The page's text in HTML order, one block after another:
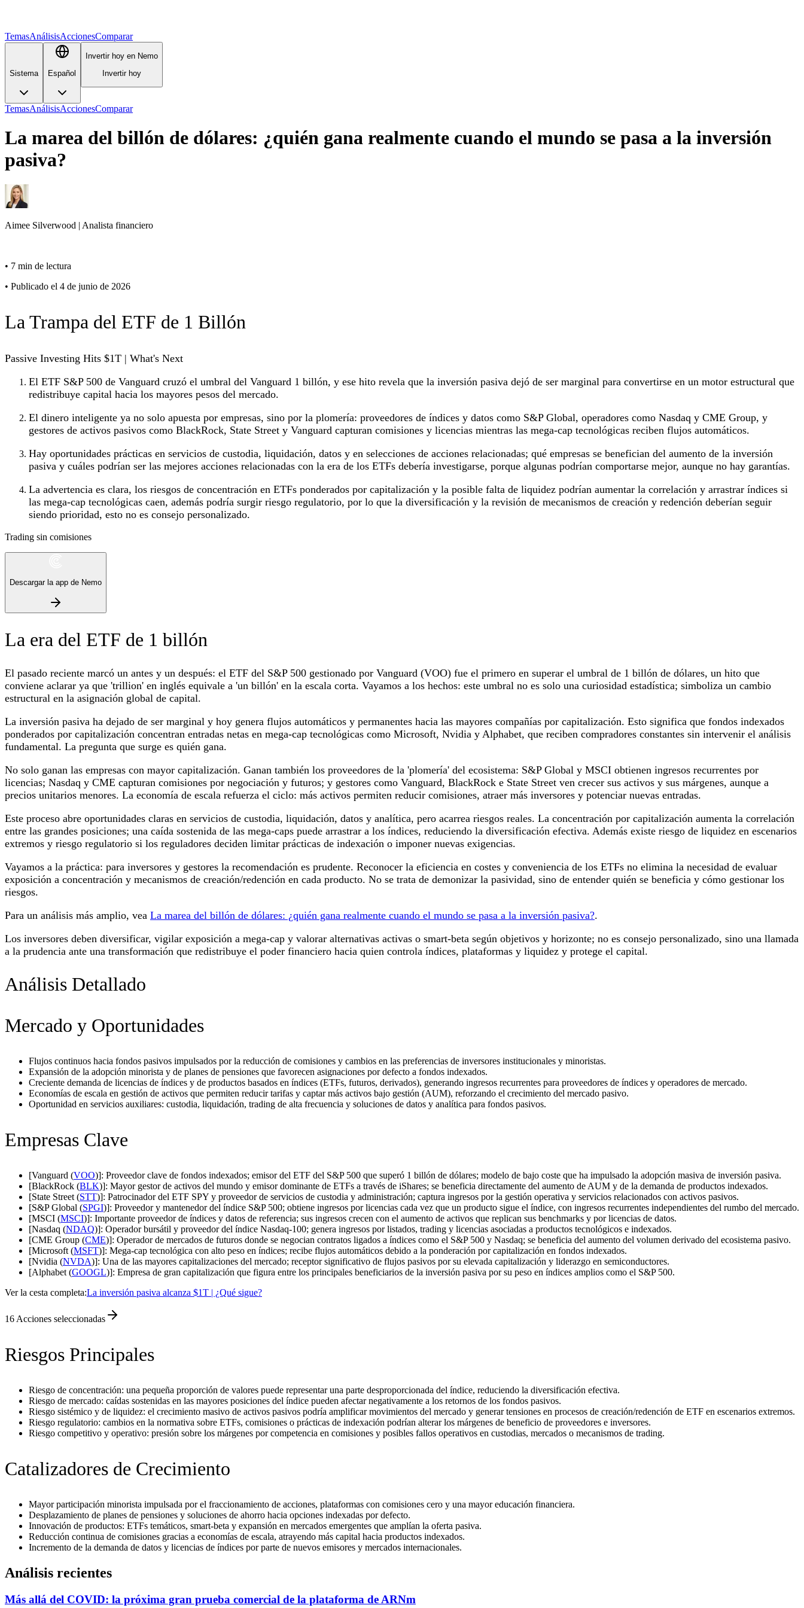
TemasAnálisisAccionesComparar
Sistema Español
Invertir hoy en Nemo
Invertir hoy
TemasAnálisisAccionesComparar
La marea del billón de dólares: ¿quién gana realmente cuando el mundo se pasa a la inversión
pasiva?
Aimee Silverwood | Analista financiero
• 7 min de lectura
• Publicado el 4 de junio de 2026
La Trampa del ETF de 1 Billón
Passive Investing Hits $1T | What's Next
El ETF S&P 500 de Vanguard cruzó el umbral del Vanguard 1 billón, y ese hito revela que la inversión pasiva dejó de ser marginal para convertirse en un motor estructural que
redistribuye capital hacia los mayores pesos del mercado.
El dinero inteligente ya no solo apuesta por empresas, sino por la plomería: proveedores de índices y datos como S&P Global, operadores como Nasdaq y CME Group, y
gestores de activos pasivos como BlackRock, State Street y Vanguard capturan comisiones y licencias mientras las mega-cap tecnológicas reciben flujos automáticos.
Hay oportunidades prácticas en servicios de custodia, liquidación, datos y en selecciones de acciones relacionadas; qué empresas se benefician del aumento de la inversión
pasiva y cuáles podrían ser las mejores acciones relacionadas con la era de los ETFs debería investigarse, porque algunas podrían comportarse mejor, aunque no hay garantías.
La advertencia es clara, los riesgos de concentración en ETFs ponderados por capitalización y la posible falta de liquidez podrían aumentar la correlación y arrastrar índices si
las mega-cap tecnológicas caen, además podría surgir riesgo regulatorio, por lo que la diversificación y la revisión de mecanismos de creación y redención deberían seguir
siendo prioridad, esto no es consejo personalizado.
Trading sin comisiones
Descargar la app de Nemo
La era del ETF de 1 billón
El pasado reciente marcó un antes y un después: el ETF del S&P 500 gestionado por Vanguard (VOO) fue el primero en superar el umbral de 1 billón de dólares, un hito que
conviene aclarar ya que 'trillion' en inglés equivale a 'un billón' en la escala corta. Vayamos a los hechos: este umbral no es solo una curiosidad estadística; simboliza un cambio
estructural en la asignación global de capital.
La inversión pasiva ha dejado de ser marginal y hoy genera flujos automáticos y permanentes hacia las mayores compañías por capitalización. Esto significa que fondos indexados
ponderados por capitalización concentran entradas netas en mega-cap tecnológicas como Microsoft, Nvidia y Alphabet, que reciben compradores constantes sin intervenir el análisis
fundamental. La pregunta que surge es quién gana.
No solo ganan las empresas con mayor capitalización. Ganan también los proveedores de la 'plomería' del ecosistema: S&P Global y MSCI obtienen ingresos recurrentes por
licencias; Nasdaq y CME capturan comisiones por negociación y futuros; y gestores como Vanguard, BlackRock e State Street ven crecer sus activos y sus márgenes, aunque a
precios unitarios menores. La economía de escala refuerza el ciclo: más activos permiten reducir comisiones, atraer más inversores y potenciar nuevas entradas.
Este proceso abre oportunidades claras en servicios de custodia, liquidación, datos y analítica, pero acarrea riesgos reales. La concentración por capitalización aumenta la correlación
entre las grandes posiciones; una caída sostenida de las mega-caps puede arrastrar a los índices, reduciendo la diversificación efectiva. Además existe riesgo de liquidez en escenarios
extremos y riesgo regulatorio si los reguladores deciden limitar prácticas de indexación o imponer nuevas exigencias.
Vayamos a la práctica: para inversores y gestores la recomendación es prudente. Reconocer la eficiencia en costes y conveniencia de los ETFs no elimina la necesidad de evaluar
exposición a concentración y mecanismos de creación/redención en cada producto. No se trata de demonizar la pasividad, sino de entender quién se beneficia y cómo gestionar los
riesgos.
Para un análisis más amplio, vea La marea del billón de dólares: ¿quién gana realmente cuando el mundo se pasa a la inversión pasiva?.
Los inversores deben diversificar, vigilar exposición a mega-cap y valorar alternativas activas o smart-beta según objetivos y horizonte; no es consejo personalizado, sino una llamada
a la prudencia ante una transformación que redistribuye el poder financiero hacia quien controla índices, plataformas y liquidez y protege el capital.
Análisis Detallado
Mercado y Oportunidades
Flujos continuos hacia fondos pasivos impulsados por la reducción de comisiones y cambios en las preferencias de inversores institucionales y minoristas.
Expansión de la adopción minorista y de planes de pensiones que favorecen asignaciones por defecto a fondos indexados.
Creciente demanda de licencias de índices y de productos basados en índices (ETFs, futuros, derivados), generando ingresos recurrentes para proveedores de índices y operadores de mercado.
Economías de escala en gestión de activos que permiten reducir tarifas y captar más activos bajo gestión (AUM), reforzando el crecimiento del mercado pasivo.
Oportunidad en servicios auxiliares: custodia, liquidación, trading de alta frecuencia y soluciones de datos y analítica para fondos pasivos.
Empresas Clave
[Vanguard (VOO)]: Proveedor clave de fondos indexados; emisor del ETF del S&P 500 que superó 1 billón de dólares; modelo de bajo coste que ha impulsado la adopción masiva de inversión pasiva.
[BlackRock (BLK)]: Mayor gestor de activos del mundo y emisor dominante de ETFs a través de iShares; se beneficia directamente del aumento de AUM y de la demanda de productos indexados.
[State Street (STT)]: Patrocinador del ETF SPY y proveedor de servicios de custodia y administración; captura ingresos por la gestión operativa y servicios relacionados con activos pasivos.
[S&P Global (SPGI)]: Proveedor y mantenedor del índice S&P 500; obtiene ingresos por licencias cada vez que un producto sigue el índice, con ingresos recurrentes independientes del rumbo del mercado.
[MSCI (MSCI)]: Importante proveedor de índices y datos de referencia; sus ingresos crecen con el aumento de activos que replican sus benchmarks y por licencias de datos.
[Nasdaq (NDAQ)]: Operador bursátil y proveedor del índice Nasdaq-100; genera ingresos por listados, trading y licencias asociadas a productos tecnológicos e indexados.
[CME Group (CME)]: Operador de mercados de futuros donde se negocian contratos ligados a índices como el S&P 500 y Nasdaq; se beneficia del aumento del volumen derivado del ecosistema pasivo.
[Microsoft (MSFT)]: Mega-cap tecnológica con alto peso en índices; recibe flujos automáticos debido a la ponderación por capitalización en fondos indexados.
[Nvidia (NVDA)]: Una de las mayores capitalizaciones del mercado; receptor significativo de flujos pasivos por su elevada capitalización y liderazgo en semiconductores.
[Alphabet (GOOGL)]: Empresa de gran capitalización que figura entre los principales beneficiarios de la inversión pasiva por su peso en índices amplios como el S&P 500.
Ver la cesta completa:La inversión pasiva alcanza $1T | ¿Qué sigue?
16 Acciones seleccionadas
Riesgos Principales
Riesgo de concentración: una pequeña proporción de valores puede representar una parte desproporcionada del índice, reduciendo la diversificación efectiva.
Riesgo de mercado: caídas sostenidas en las mayores posiciones del índice pueden afectar negativamente a los retornos de los fondos pasivos.
Riesgo sistémico y de liquidez: el crecimiento masivo de activos pasivos podría amplificar movimientos del mercado y generar tensiones en procesos de creación/redención de ETF en escenarios extremos.
Riesgo regulatorio: cambios en la normativa sobre ETFs, comisiones o prácticas de indexación podrían alterar los márgenes de beneficio de proveedores e inversores.
Riesgo competitivo y operativo: presión sobre los márgenes por competencia en comisiones y posibles fallos operativos en custodias, mercados o mecanismos de trading.
Catalizadores de Crecimiento
Mayor participación minorista impulsada por el fraccionamiento de acciones, plataformas con comisiones cero y una mayor educación financiera.
Desplazamiento de planes de pensiones y soluciones de ahorro hacia opciones indexadas por defecto.
Innovación de productos: ETFs temáticos, smart-beta y expansión en mercados emergentes que amplían la oferta pasiva.
Reducción continua de comisiones gracias a economías de escala, atrayendo más capital hacia productos indexados.
Incremento de la demanda de datos y licencias de índices por parte de nuevos emisores y mercados internacionales.
Análisis recientes
Más allá del COVID: la próxima gran prueba comercial de la plataforma de ARNm